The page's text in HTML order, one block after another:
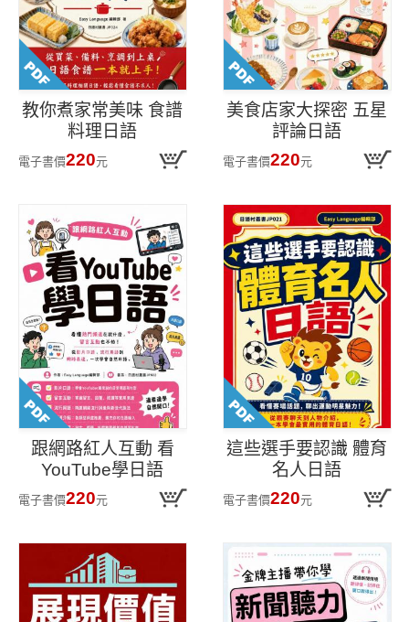
教你煮家常美味 食譜
料理日語
電子書價220元
美食店家大探密 五星
評論日語
電子書價220元
跟網路紅人互動 看
YouTube學日語
電子書價220元
這些選手要認識 體育
名人日語
電子書價220元